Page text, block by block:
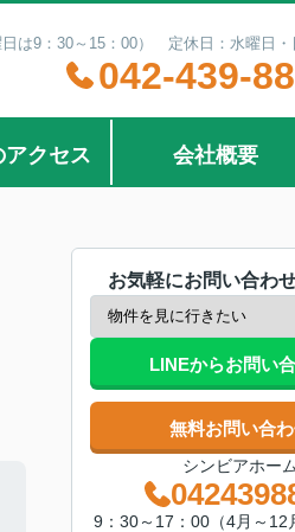
は9：30～15：00） 定休日：水曜日・
042-439-
クセス 会社概要
お気軽にお問い合わ
LINEからお問い
無料お問い合
シンビアホーム
9：30～17：00（4月～12